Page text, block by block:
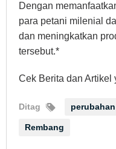
Dengan
para petani milenial
dan meningkatkan
tersebut.*
Cek Berita dan Artikel
Ditag
Rembang